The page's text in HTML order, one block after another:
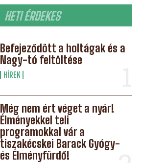
HETI ÉRDEKES
Befejeződött a holtágak és a
Nagy-tó feltöltése
HÍREK
Még nem ért véget a nyár!
Élményekkel teli
programokkal vár a
tiszakécskei Barack Gyógy-
és Élményfürdő!